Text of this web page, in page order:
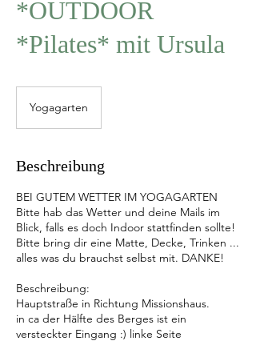
*OUTDOOR
*Pilates* mit Ursula
Yogagarten
Beschreibung
BEI GUTEM WETTER IM YOGAGARTEN
Bitte hab das Wetter und deine Mails im
Blick, falls es doch Indoor stattfinden sollte!
Bitte bring dir eine Matte, Decke, Trinken ...
alles was du brauchst selbst mit. DANKE!
Beschreibung:
Hauptstraße in Richtung Missionshaus.
in ca der Hälfte des Berges ist ein
versteckter Eingang :) linke Seite